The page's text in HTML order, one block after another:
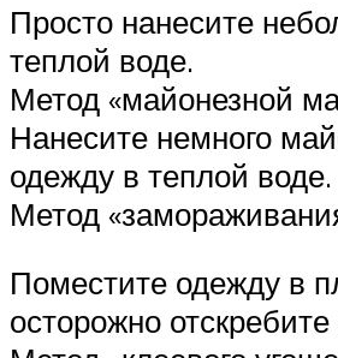
Просто нанесите
теплой воде.
Метод «майонезной
Нанесите немного
одежду в теплой воде.
Метод
Поместите одежду в
осторожно